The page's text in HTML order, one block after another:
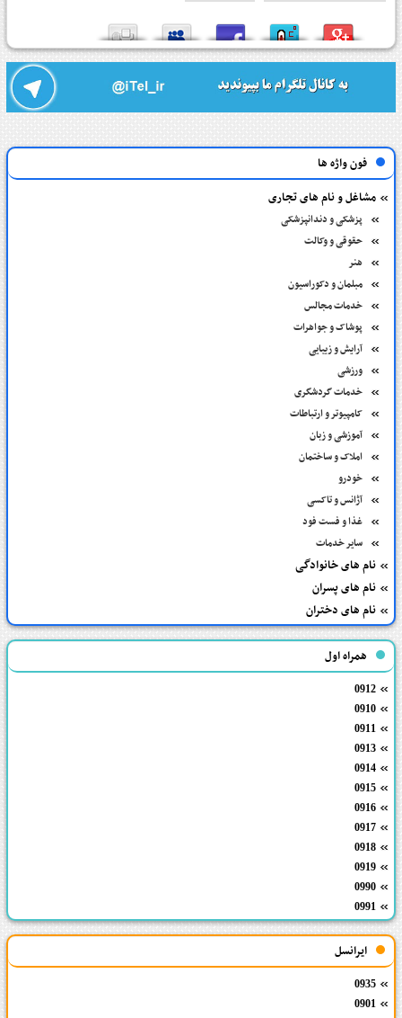
فون واژه ها
مشاغل و نام های تجاری
پزشکی و دندانپزشکی
حقوقی و وکالت
هنر
مبلمان و دکوراسیون
خدمات مجالس
پوشاک و جواهرات
آرایش و زیبایی
ورزشی
خدمات گردشگری
کامپیوتر و ارتباطات
آموزشی و زبان
املاک و ساختمان
خودرو
آژانس و تاکسی
غذا و فست فود
سایر خدمات
نام های خانوادگی
نام های پسران
نام های دختران
همراه اول
0912
0910
0911
0913
0914
0915
0916
0917
0918
0919
0990
0991
ایرانسل
0935
0901